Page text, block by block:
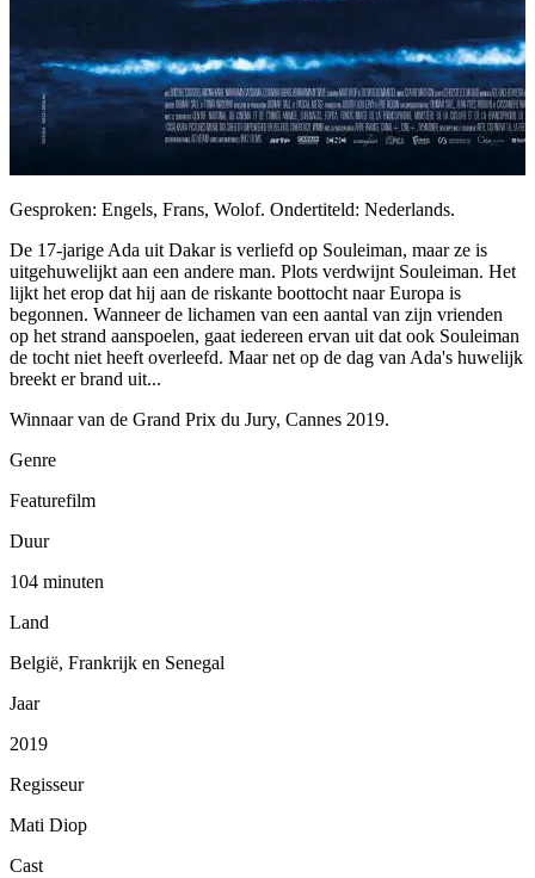
Gesproken: Engels, Frans, Wolof. Ondertiteld: Nederlands.
De 17-jarige Ada uit Dakar is verliefd op Souleiman, maar ze is
uitgehuwelijkt aan een andere man. Plots verdwijnt Souleiman. Het
lijkt het erop dat hij aan de riskante boottocht naar Europa is
begonnen. Wanneer de lichamen van een aantal van zijn vrienden
op het strand aanspoelen, gaat iedereen ervan uit dat ook Souleiman
de tocht niet heeft overleefd. Maar net op de dag van Ada's huwelijk
breekt er brand uit...
Winnaar van de Grand Prix du Jury, Cannes 2019.
Genre
Featurefilm
Duur
104 minuten
Land
België, Frankrijk en Senegal
Jaar
2019
Regisseur
Mati Diop
Cast